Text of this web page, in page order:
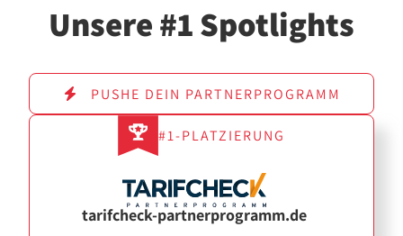
Unsere #1 Spotlights
PUSHE DEIN PARTNERPROGRAMM
#1-PLATZIERUNG
tarifcheck-partnerprogramm.de